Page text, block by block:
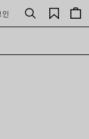
인
검
색
품